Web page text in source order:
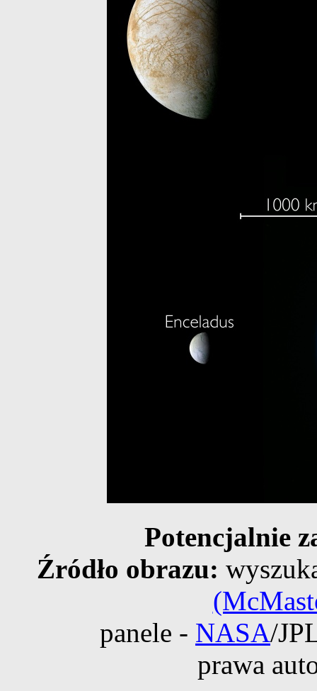
Potencjalnie
Źródło obrazu:
panele - NASA/
prawa